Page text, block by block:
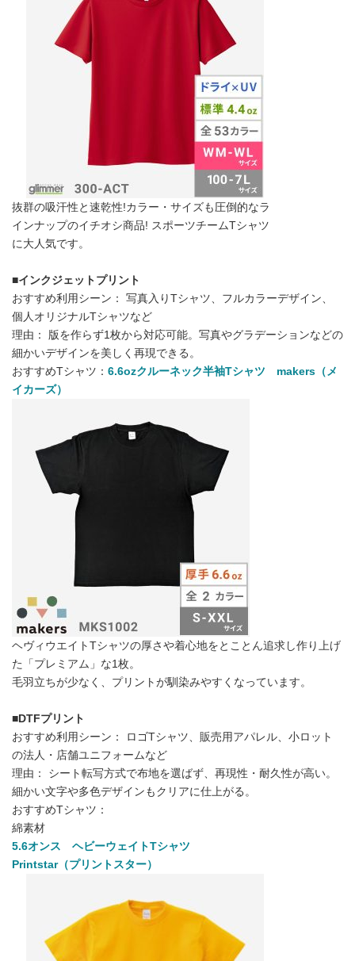
抜群の吸汗性と速乾性!カラー・サイズも圧倒的なラ
インナップのイチオシ商品! スポーツチームTシャツ
に大人気です。
■インクジェットプリント
おすすめ利用シーン： 写真入りTシャツ、フルカラーデザイン、
個人オリジナルTシャツなど
理由： 版を作らず1枚から対応可能。写真やグラデーションなどの
細かいデザインを美しく再現できる。
おすすめTシャツ： 6.6ozクルーネック半袖Tシャツ makers（メ
イカーズ）
ヘヴィウエイトTシャツの厚さや着心地をとことん追求し作り上げ
た「プレミアム」な1枚。
毛羽立ちが少なく、プリントが馴染みやすくなっています。
■DTFプリント
おすすめ利用シーン： ロゴTシャツ、販売用アパレル、小ロット
の法人・店舗ユニフォームなど
理由： シート転写方式で布地を選ばず、再現性・耐久性が高い。
細かい文字や多色デザインもクリアに仕上がる。
おすすめTシャツ：
綿素材
5.6オンス ヘビーウェイトTシャツ
Printstar（プリントスター）